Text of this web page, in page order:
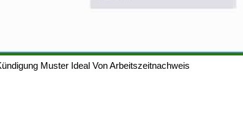
Muster Ideal Von Arbeitszeitnachweis